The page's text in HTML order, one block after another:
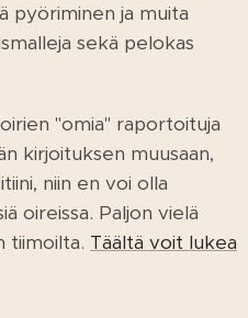
pyöriminen ja muita
sekä pelokas
"omia" raportoituja
kirjoituksen muusaan,
niin en voi olla
oireissa. Paljon vielä
tiimoilta. Täältä voit lukea